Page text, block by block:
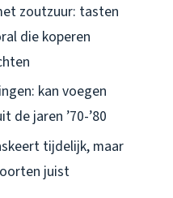
zoutzuur: tasten
die koperen
kan voegen
de jaren ’70-’80
tijdelijk, maar
juist